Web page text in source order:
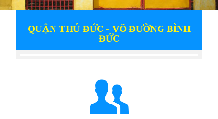
QUẬN THỦ ĐỨC - VÕ ĐƯỜNG BÌNH
ĐỨC